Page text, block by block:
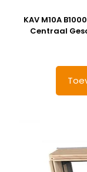
KAV M10A
Centraal